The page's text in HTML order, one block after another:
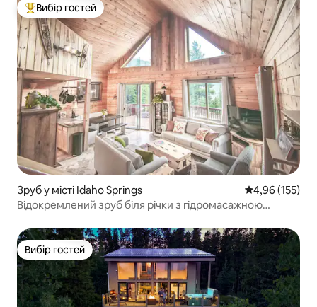
Топ вибір гостей
Вибір гостей
Зруб у місті Idaho Springs Середня
4,96 (155)
Відокремлений зруб біля річки з гідромасажною
Вибір гостей
Вибір гостей